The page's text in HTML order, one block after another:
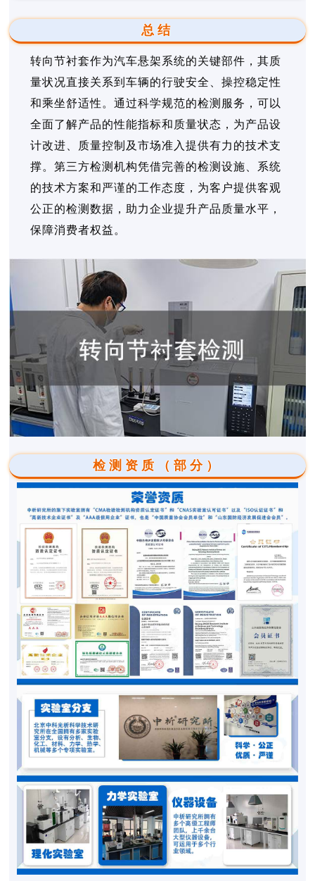
总结
转向节衬套作为汽车悬架系统的关键部件，其质
量状况直接关系到车辆的行驶安全、操控稳定性
和乘坐舒适性。通过科学规范的检测服务，可以
全面了解产品的性能指标和质量状态，为产品设
计改进、质量控制及市场准入提供有力的技术支
撑。第三方检测机构凭借完善的检测设施、系统
的技术方案和严谨的工作态度，为客户提供客观
公正的检测数据，助力企业提升产品质量水平，
保障消费者权益。
检测资质（部分）